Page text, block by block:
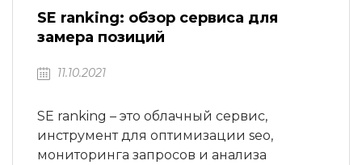
SE ranking: обзор сервиса для
замера позиций
11.10.2021
SE ranking – это облачный сервис,
инструмент для оптимизации seo,
мониторинга запросов и анализа